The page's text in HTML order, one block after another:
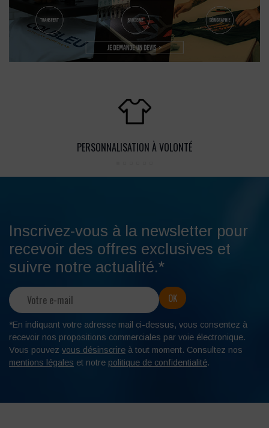
PERSONNALISATION À VOLONTÉ
Inscrivez-vous à la newsletter pour
recevoir des offres exclusives et
suivre notre actualité.*
*En indiquant votre adresse mail ci-dessus, vous consentez à
recevoir nos propositions commerciales par voie électronique.
Vous pouvez vous désinscrire à tout moment. Consultez nos
mentions légales et notre politique de confidentialité.